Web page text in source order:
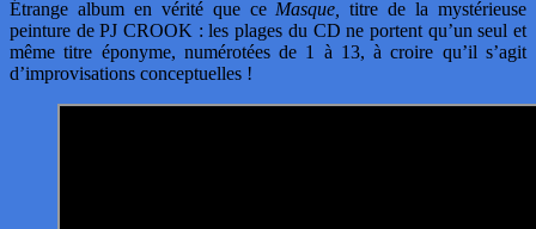
Étrange album en vérité que ce Masque,
titre de la mystérieuse
peinture de PJ CROOK : les plages du CD ne portent qu’un seul et
même titre éponyme, numérotées de 1 à 13, à croire qu’il s’agit
d’improvisations conceptuelles !